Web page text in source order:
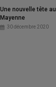
Une nouvelle tête
Mayenne
30 décembre 2020